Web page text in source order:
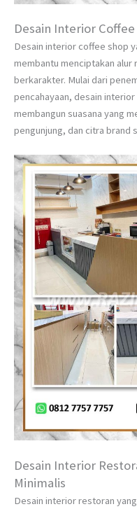
Desain Interior
Desain interior coffee shop
membantu menciptakan alur
berkarakter. Mulai dari
pencahayaan, desain
membangun suasana yang
pengunjung, dan citra brand
Desain Interior
Minimalis
Desain interior restoran